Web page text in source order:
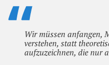
Wir müssen anfangen,
verstehen, statt
aufzuzeichnen, die nur